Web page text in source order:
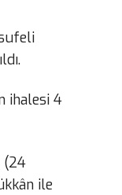
ihalesi 4
(24
ile